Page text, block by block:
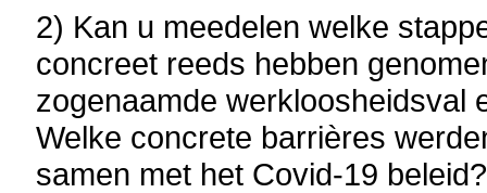
2) Kan u meedelen welke
concreet reeds hebben
zogenaamde werkloosheidsval
Welke concrete barrières
samen met het Covid-19 beleid?